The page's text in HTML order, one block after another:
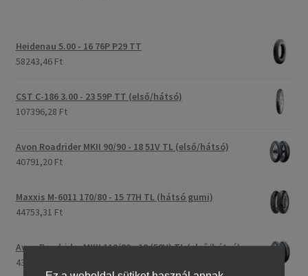
Heidenau 5.00 - 16 76P P29 TT
58243,46 Ft
CST C-186 3.00 - 23 59P TT (első/hátsó)
107396,28 Ft
Avon Roadrider MKII 90/90 - 18 51V TL (első/hátsó)
40791,20 Ft
Maxxis M-6011 170/80 - 15 77H TL (hátsó gumi)
44753,31 Ft
Avon Roadrider MKII 110/80 - 18 (58V) TL (első/hátsó)
43809,26 Ft